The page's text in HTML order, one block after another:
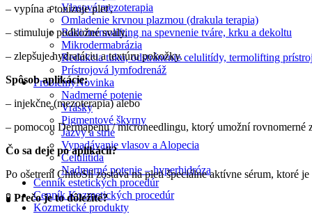
Vlasová mezoterapia
Omladenie krvnou plazmou (drakula terapia)
Rádiotermolifting na spevnenie tváre, krku a dekoltu
Mikrodermabrázia
Redukcia tuku, odstránenie celulitídy, termolifting
Prístrojová lymfodrenáž
ProblémyNovinka
Nadmerné potenie
Vrásky
Pigmentové škvrny
Jazvy a strie
Vypadávanie vlasov a Alopecia
Celulitída
Nadmerné potenie – hyperhidróza
Cenník estetických procedúr
Cenník Kozmetických procedúr
Kozmetické produkty
– vypína a tonizuje pleť,
– stimuluje podkožné svaly,
– zlepšuje hydratáciu a textúru pokožky.
Spôsob aplikácie:
– injekčne (mezoterapia) alebo
– pomocou Dermapenu / microneedlingu, ktorý umožní
Čo sa deje po aplikácii?
Po ošetrení ChitoSil zostáva na pleti špeciálne aktívne sérum, ktoré
🧪 Prečo je to dôležité?